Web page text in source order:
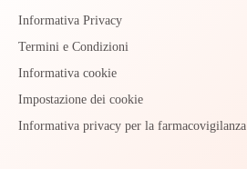
Informativa Privacy
Termini e Condizioni
Informativa cookie
Impostazione dei cookie
Informativa privacy per la farmacovigilanza